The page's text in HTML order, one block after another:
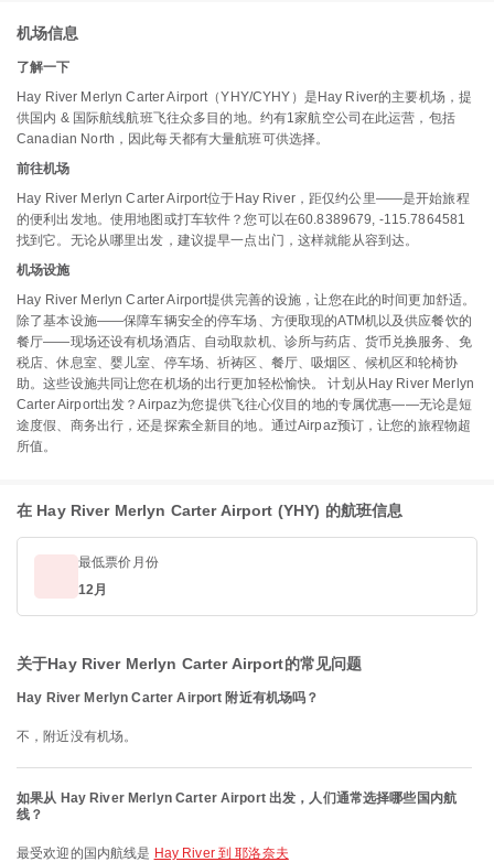
机场信息
了解一下
Hay River Merlyn Carter Airport（YHY/CYHY）是Hay River的主要机场，提
供国内 & 国际航线航班飞往众多目的地。约有1家航空公司在此运营，包括
Canadian North，因此每天都有大量航班可供选择。
前往机场
Hay River Merlyn Carter Airport位于Hay River，距仅约公里——是开始旅程
的便利出发地。使用地图或打车软件？您可以在60.8389679, -115.7864581
找到它。无论从哪里出发，建议提早一点出门，这样就能从容到达。
机场设施
Hay River Merlyn Carter Airport提供完善的设施，让您在此的时间更加舒适。
除了基本设施——保障车辆安全的停车场、方便取现的ATM机以及供应餐饮的
餐厅——现场还设有机场酒店、自动取款机、诊所与药店、货币兑换服务、免
税店、休息室、婴儿室、停车场、祈祷区、餐厅、吸烟区、候机区和轮椅协
助。这些设施共同让您在机场的出行更加轻松愉快。 计划从Hay River Merlyn
Carter Airport出发？Airpaz为您提供飞往心仪目的地的专属优惠——无论是短
途度假、商务出行，还是探索全新目的地。通过Airpaz预订，让您的旅程物超
所值。
在 Hay River Merlyn Carter Airport (YHY) 的航班信息
最低票价月份
12月
关于Hay River Merlyn Carter Airport的常见问题
Hay River Merlyn Carter Airport 附近有机场吗？
不，附近没有机场。
如果从 Hay River Merlyn Carter Airport 出发，人们通常选择哪些国内航
线？
最受欢迎的国内航线是 Hay River 到 耶洛奈夫